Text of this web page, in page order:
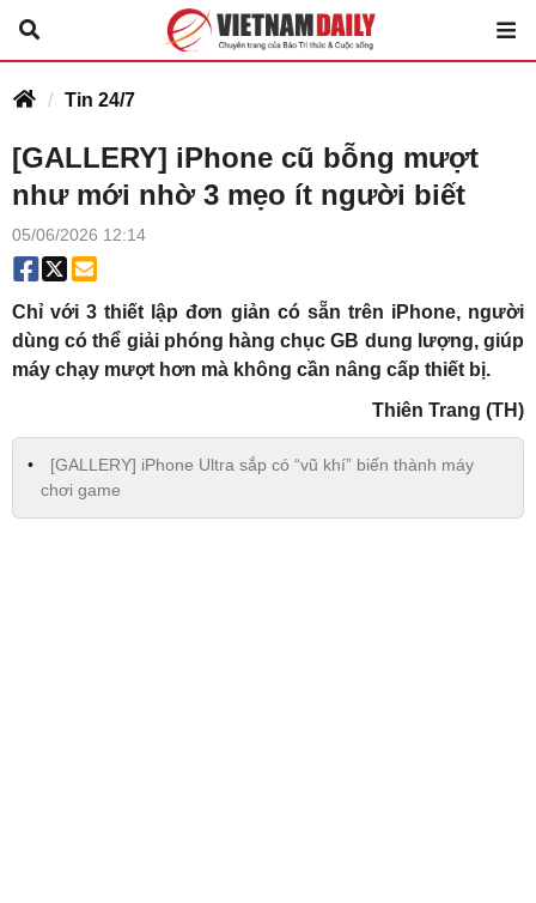
Tin 24/7
[GALLERY] iPhone cũ bỗng mượt
như mới nhờ 3 mẹo ít người biết
05/06/2026 12:14
Chỉ với 3 thiết lập đơn giản có sẵn trên iPhone, người
dùng có thể giải phóng hàng chục GB dung lượng, giúp
máy chạy mượt hơn mà không cần nâng cấp thiết bị.
Thiên Trang (TH)
[GALLERY] iPhone Ultra sắp có “vũ khí” biến thành máy
chơi game